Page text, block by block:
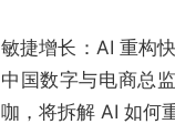
敏捷增长：AI 重构
中国数字与电商总
咖，将拆解 AI 如何